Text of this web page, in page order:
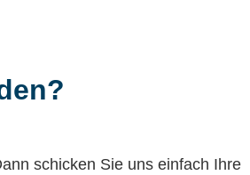
schicken Sie uns einfach Ihre